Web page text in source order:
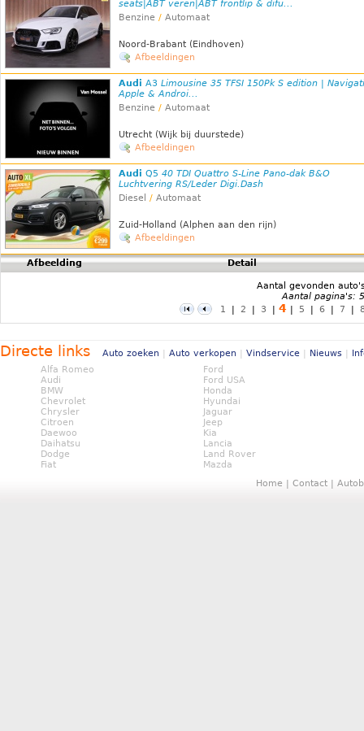
seats|ABT veren|ABT frontlip & difu...
Benzine / Automaat
Noord-Brabant (Eindhoven)
Afbeeldingen
Audi A3 Limousine 35 TFSI 150Pk S edition |
Apple & Androi...
Benzine / Automaat
Utrecht (Wijk bij duurstede)
Afbeeldingen
Audi Q5 40 TDI Quattro S-Line Pano-dak B&O
Luchtvering RS/Leder Digi.Dash
Diesel
/ Automaat
Zuid-Holland (Alphen aan den rijn)
Afbeeldingen
Afbeelding Detail
Aantal gevonden
Aantal pagina's:
1
| 2 | 3 | 4 | 5 | 6 | 7 |
Directe links Auto zoeken | Auto verkopen | Vindservice | Nieuws |
Alfa Romeo
Audi
BMW
Chevrolet
Chrysler
Citroen
Daewoo
Daihatsu
Dodge
Fiat
Ford
Ford USA
Honda
Hyundai
Jaguar
Jeep
Kia
Lancia
Land Rover
Mazda
Home | Contact |